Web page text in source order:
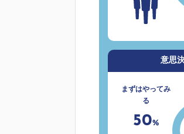
意思
まずはやってみ
る
50%